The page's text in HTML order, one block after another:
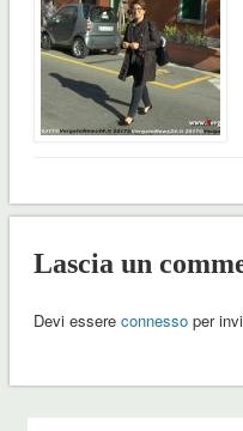
Lascia un
Devi essere connessoper